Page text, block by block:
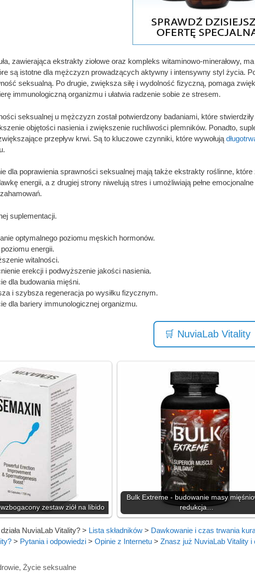
zawierająca ekstrakty ziołowe oraz kompleks witaminowo-minerałowy,
są istotne dla mężczyzn prowadzących aktywny i intensywny styl życia.
seksualną. Po drugie, zwiększa siłę i wydolność fizyczną, pomaga
immunologiczną organizmu i ułatwia radzenie sobie ze stresem.
seksualnej u mężczyzn został potwierdzony badaniami, które
objętości nasienia i zwiększenie ruchliwości plemników. Ponadto,
przepływ krwi. Są to kluczowe czynniki, które wywołują
dla poprawienia sprawności seksualnej mają także ekstrakty roślinne,
energii, a z drugiej strony niwelują stres i umożliwiają pełne
suplementacji.
optymalnego poziomu męskich hormonów.
energii.
witalności.
erekcji i podwyższenie jakości nasienia.
dla budowania mięśni.
i szybsza regeneracja po wysiłku fizycznym.
dla bariery immunologicznej organizmu.
🛒 NuviaLab Vitality
zestaw ziół na libido
Bulk Extreme - budowanie masy
redukcja…
NuviaLab Vitality? > Lista składników > Dawkowanie i czas trwania
> Pytania i odpowiedzi > Opinie z Internetu > Znasz już NuviaLab Vitality
, Życie seksualne